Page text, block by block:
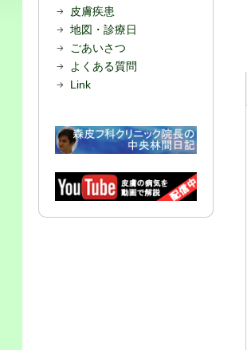
皮膚疾患
地図・診療日
ごあいさつ
よくある質問
Link